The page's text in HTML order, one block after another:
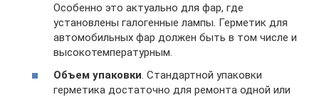
Особенно это актуально для фар, где
установлены галогенные лампы. Герметик для
автомобильных фар должен быть в том числе и
высокотемпературным.
Объем упаковки . Стандартной упаковки
герметика достаточно для ремонта одной или